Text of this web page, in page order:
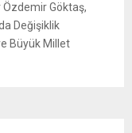
Göktaş,
Değişiklik
Büyük Millet